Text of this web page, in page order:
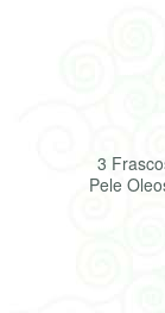
3
Pele